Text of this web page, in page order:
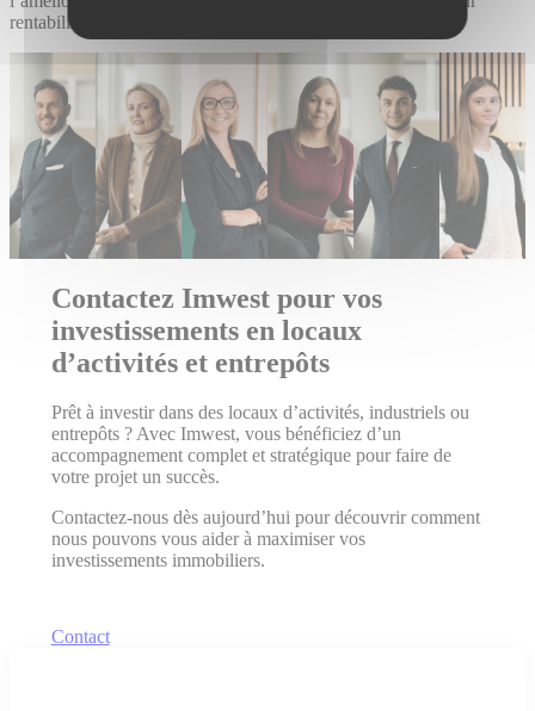
rentabilité.
Contactez Imwest pour vos
investissements en locaux
d’activités et entrepôts
Prêt à investir dans des locaux d’activités, industriels ou
entrepôts ? Avec Imwest, vous bénéficiez d’un
accompagnement complet et stratégique pour faire de
votre projet un succès.
Contactez-nous dès aujourd’hui pour découvrir comment
nous pouvons vous aider à maximiser vos
investissements immobiliers.
Contact